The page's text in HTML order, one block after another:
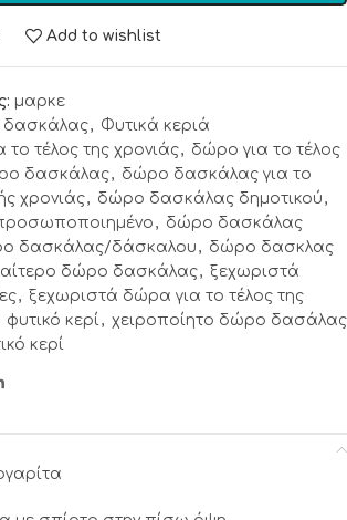
Add to wishlist
μαρκε
, Φυτικά κεριά
το τέλος της χρονιάς, δώρο για το τέλος
δασκάλας, δώρο δασκάλας για το
χρονιάς, δώρο δασκάλας δημοτικού ,
, δώρο δασκάλας
δασκάλας/δάσκαλου , δώρο δασκλας
δώρο δασκάλας, ξεχωριστά
, ξεχωριστά δώρα για το τέλος της
φυτικό κερί, χειροποίητο δώρο δασάλας
κερί